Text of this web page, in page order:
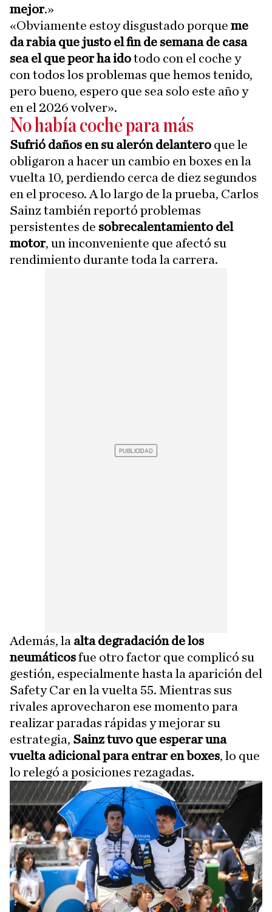
mejor.»
«Obviamente estoy disgustado porque me
da rabia que justo el fin de semana de casa
sea el que peor ha idotodo con el coche y
con todos los problemas que hemos tenido,
pero bueno, espero que sea solo este año y
en el 2026 volver».
No había coche para más
Sufrió daños en su alerón delantero que le
obligaron a hacer un cambio en boxes en la
vuelta 10, perdiendo cerca de diez segundos
en el proceso. A lo largo de la prueba, Carlos
Sainz también reportó problemas
persistentes de sobrecalentamiento del
motor, un inconveniente que afectó su
rendimiento durante toda la carrera.
Además, la alta degradación de los
neumáticosfue otro factor que complicó su
gestión, especialmente hasta la aparición del
Safety Car en la vuelta 55. Mientras sus
rivales aprovecharon ese momento para
realizar paradas rápidas y mejorar su
estrategia, Sainz tuvo que esperar una
vuelta adicional para entrar en boxes, lo que
lo relegó a posiciones rezagadas.